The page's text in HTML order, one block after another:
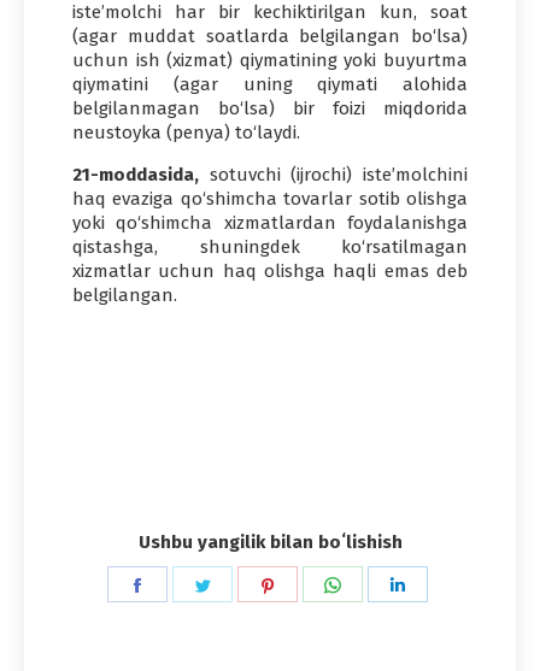
iste’molchi har bir kechiktirilgan kun, soat
(agar muddat soatlarda belgilangan bo‘lsa)
uchun ish (xizmat) qiymatining yoki buyurtma
qiymatini (agar uning qiymati alohida
belgilanmagan bo‘lsa) bir foizi miqdorida
neustoyka (penya) to‘laydi.
21-moddasida, sotuvchi (ijrochi) isteʼmolchini
haq evaziga qo‘shimcha tovarlar sotib olishga
yoki qo‘shimcha xizmatlardan foydalanishga
qistashga, shuningdek ko‘rsatilmagan
xizmatlar uchun haq olishga haqli emas deb
belgilangan.
Ushbu yangilik bilan boʻlishish
Share
Share
Share
Share